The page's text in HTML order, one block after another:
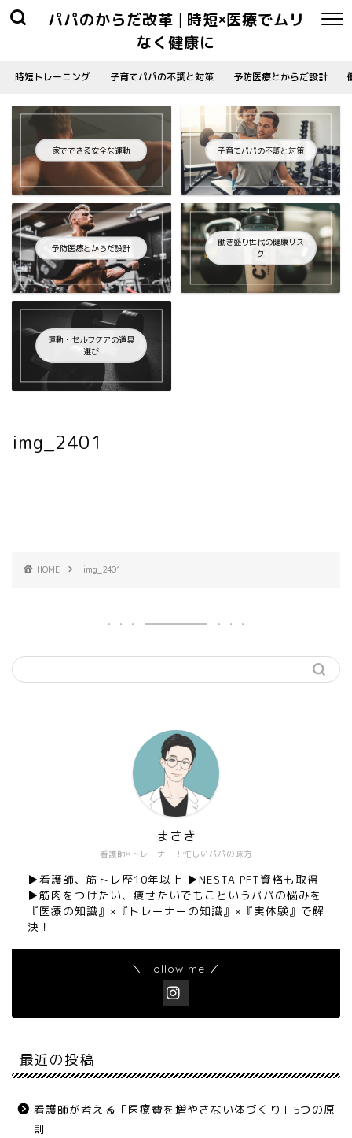
パパのからだ改革 | 時短×医療でムリ
なく健康に
時短トレーニング 子育てパパの不調と対策 予防医療とからだ設計
家でできる安全な運動 子育てパパの不調と対策
予防医療とからだ設計
働き盛り世代の健康リス
ク
運動・セルフケアの道具
選び
img_2401
HOME img_2401
看護師×トレーナー！忙しいパパの味方
まさき
▶︎看護師、筋トレ歴10年以上 ▶︎NESTA PFT資格も取得
▶︎筋肉をつけたい、痩せたいでもこというパパの悩みを
『医療の知識』×『トレーナーの知識』×『実体験』で解
決！
＼ Follow me ／
最近の投稿
看護師が考える「医療費を増やさない体づくり」5つの原
則